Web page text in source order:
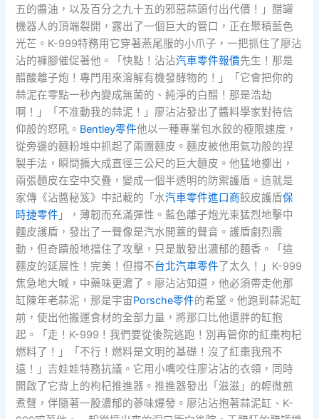
五的醬油，以及百分之九十五的邪惡蒜頭付出代價！」醋罐
機器人的頂端裂開，露出了一個巨大的管口，正在聚積藍色
光芒。K-999特務用它穿著燕尾服的小爪子，一把抓住了廖沾
沾的褲腳催促著他。「快點！沾沾汽車零件報價先生！那是
醋酸離子炮！專門用來溶解有機發酵物的！」「它會把你的
蒜泥在零點一秒內變成無菌的、純淨的白醋！那是浩劫
啊！」「不准動我的蒜泥！」廖沾沾發出了醬料學家對待信
仰般的怒吼。 Bentley零件他以一種專業包水餃的極限速度，
從旁邊的麵粉堆中抓起了兩團麵皮。麵皮被他用氣功般的捏
製手法，瞬間擴大成直徑三公尺的巨大麵皮。他猛地擲出，
兩張麵皮在空中交疊，變成一個半透明的防禦護盾。這就是
家傳《沾醬秘笈》中記載的「水汽車零件進口商餃皮護盾保
時捷零件 」，薄韌而充滿彈性。藍色離子炮光束猛烈地擊中
麵皮護盾，發出了一聲像是汽水開蓋的聲音。護盾劇烈震
動，但奇蹟般地擋住了攻擊，只是散發出濃郁的麵香。「這
麵皮的延展性！完美！但撐不台北汽車零件了太久！」K-999
焦急地大喊，中藥味更濃了。廖沾沾知道，他必須帶走他那
缸陳年老蒜泥，那是宇宙Porsche零件的希望。他跑到蒜泥缸
前，使出他搬運食材的全部力量，將那口比他還胖的缸抱
起。「走！K-999！我們要從後院逃跑！別再管你的紅棗枸杞
燃料了！」「不行！燃料是文明的基礎！沒了紅棗我飛不
遠！」吉娃娃特務抗議。它用小嘴咬住廖沾沾的衣領，同時
開啟了它背上的枸杞推進器。推進器發出「滋滋」的輕微煎
煮聲，伴隨著一股濃郁的蔘味爆發。廖沾沾抱著蒜泥缸、K-